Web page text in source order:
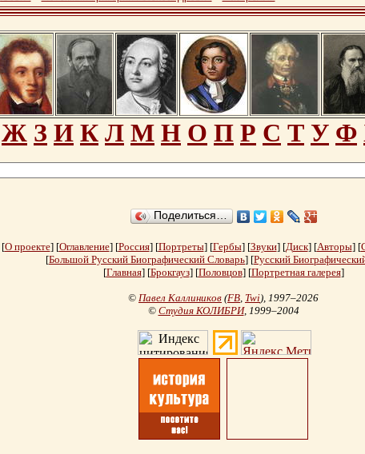
Ж З И К Л М Н О П Р С Т У Ф
Поделиться…
[О проекте] [Оглавление] [Россия] [Портреты] [Гербы] [Звуки] [Диск] [Авторы] [
[Большой Русский Биографический Словарь] [Русский
[Главная] [Брокгауз] [Половцов] [Портретная галерея]
© Павел Каллиников (FB Twi) , 1997–2026
© Студия КОЛИБРИ, 1999–2004